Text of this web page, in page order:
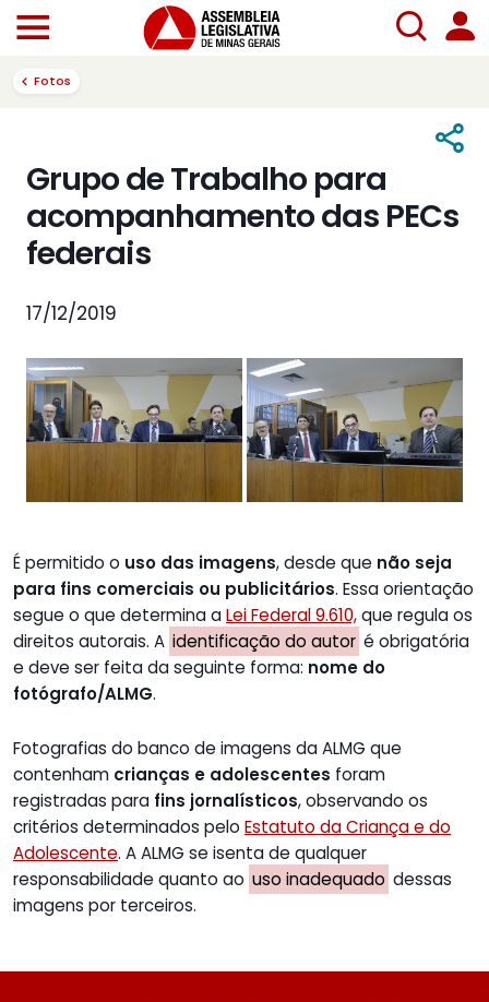
Fotos
Grupo de Trabalho para
acompanhamento das PECs
federais
17/12/2019
É permitido o uso das imagens, desde que não seja
para fins comerciais ou publicitários. Essa orientação
segue o que determina aLei Federal 9.610,que regula os
direitos autorais. A identificação do autor é obrigatória
e deve ser feita da seguinte forma: nome do
fotógrafo/ALMG.
Fotografias do banco de imagens da ALMG que
contenham crianças e adolescentes foram
registradas para fins jornalísticos, observando os
critérios determinados pelo Estatuto da Criança e do
Adolescente. A ALMG se isenta de qualquer
responsabilidade quanto ao uso inadequado dessas
imagens por terceiros.